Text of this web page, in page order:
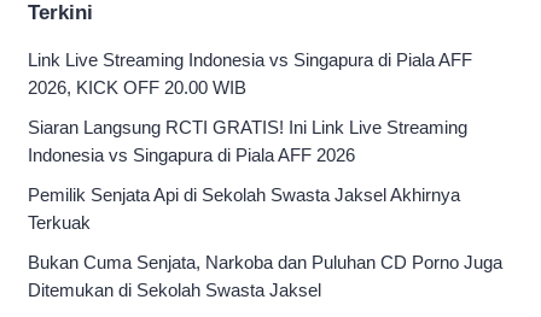
Terkini
Link Live Streaming Indonesia vs Singapura di Piala AFF
2026, KICK OFF 20.00 WIB
Siaran Langsung RCTI GRATIS! Ini Link Live Streaming
Indonesia vs Singapura di Piala AFF 2026
Pemilik Senjata Api di Sekolah Swasta Jaksel Akhirnya
Terkuak
Bukan Cuma Senjata, Narkoba dan Puluhan CD Porno Juga
Ditemukan di Sekolah Swasta Jaksel